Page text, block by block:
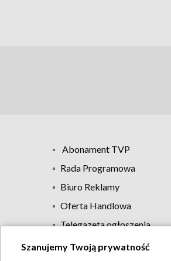
Abonament TVP
Rada Programowa
Biuro Reklamy
Oferta Handlowa
Telegazeta ogłoszenia
Szanujemy Twoją prywatność